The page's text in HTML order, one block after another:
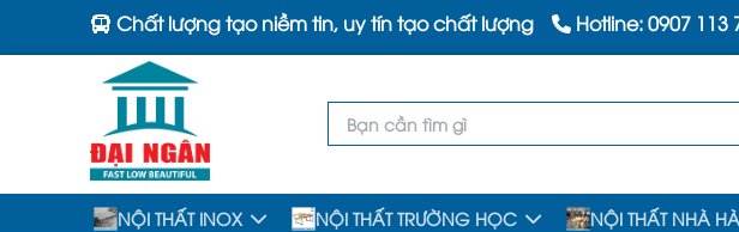
Chất lượng tạo niềm tin, uy tín tạo chất lượng Hotline:0907 113
NỘI THẤT INOX NỘI THẤT TRƯỜNG HỌC NỘI THẤT NHÀ